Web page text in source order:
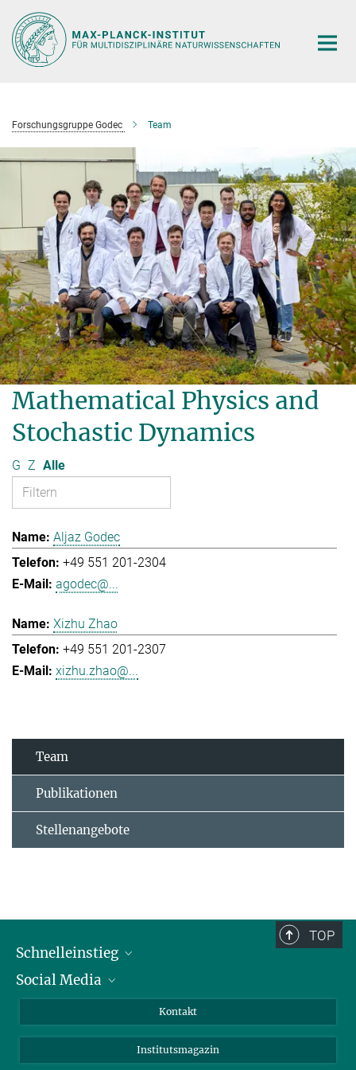
Hauptinhalt
Forschungsgruppe Godec Team
Mathematical Physics and
Stochastic Dynamics
G Z Alle
Aljaz Godec
+49 551 201-2304
agodec@...
Xizhu Zhao
+49 551 201-2307
xizhu.zhao@...
Team
Publikationen
Stellenangebote
TOP
Schnelleinstieg
Alumni
Social Media
Facebook
Kontakt
Institutsmagazin